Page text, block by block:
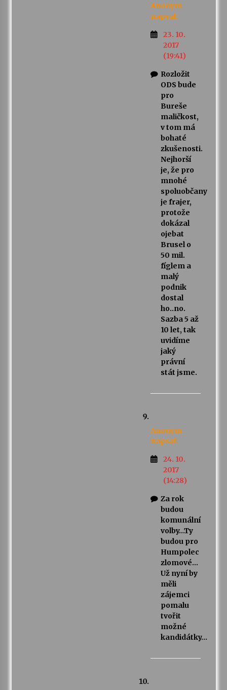
Anonym
napsal:
23. 10.
2017
(19:41)
Rozložit
ODS bude
pro
Bureše
maličkost,
v tom má
bohaté
zkušenosti.
Nejhorší
je, že pro
mnohé
spoluobčany
je frajer,
protože
dokázal
ojebat
Brusel o
50 mil.
fíglem a
malý
podnik
dostal
ho..no.
Sazba 5 až
10 let, tak
uvidíme
jaký
právní
stát jsme.
Anonym
napsal:
24. 10.
2017
(14:28)
Za rok
budou
komunální
volby…Ty
budou pro
Humpolec
zlomové…
Už nyní by
měli
zájemci
pomalu
tvořit
možné
kandidátky…